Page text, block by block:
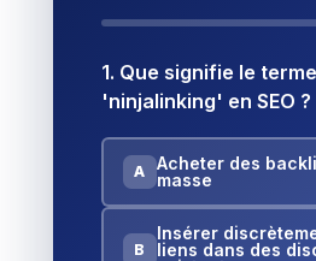
1. Que signifie le terme
'ninjalinking' en SEO ?
A
Acheter des
masse
B
Insérer
liens dans des